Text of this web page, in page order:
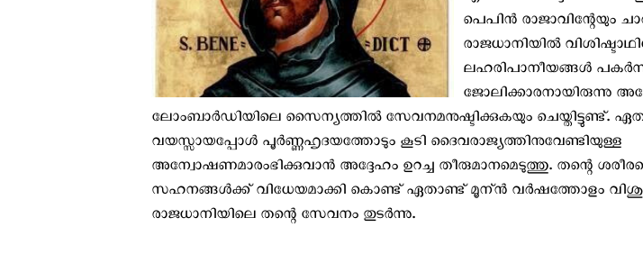
പെപിന്‍ രാജാവിന്റേയും
രാജധാനിയില്‍
ലഹരിപാനീയങ്ങള്‍
ജോലിക്കാരനായിരുന്നു
ലോംബാര്‍ഡിയിലെ സൈന്യത്തില്‍ സേവനമനുഷ്ടിക്കുകയും ചെയ്തിട്ടുണ്ട്.
വയസ്സായപ്പോള്‍ പൂര്‍ണ്ണഹൃദയത്തോടും കൂടി ദൈവരാജ്യത്തിനുവേണ്ടിയുള്ള
അന്വോഷണമാരംഭിക്കുവാന്‍ അദ്ദേഹം ഉറച്ച തീരുമാനമെടുത്തു. തന്റെ
സഹനങ്ങള്‍ക്ക് വിധേയമാക്കി കൊണ്ട് ഏതാണ്ട് മൂന്ന്‍ വര്‍ഷത്തോളം
രാജധാനിയിലെ തന്റെ സേവനം തുടര്‍ന്നു.